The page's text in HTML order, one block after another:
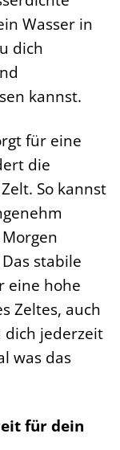
Wasser in
dich
kannst.
für eine
die
So kannst
stabile
eine hohe
Zeltes, auch
dich jederzeit
was das
für dein